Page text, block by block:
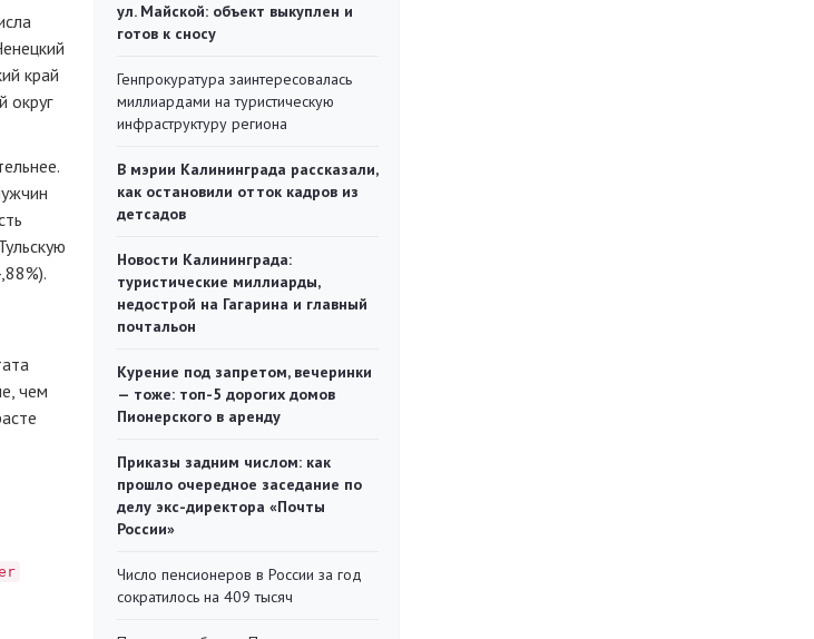
край
округ
чем
ул. Майской: объект выкуплен и
готов к сносу
Генпрокуратура заинтересовалась
миллиардами на туристическую
инфраструктуру региона
В мэрии Калининграда рассказали,
как остановили отток кадров из
детсадов
Новости Калининграда:
туристические миллиарды,
недострой на Гагарина и главный
почтальон
Курение под запретом, вечеринки
— тоже: топ-5 дорогих домов
Пионерского в аренду
Приказы задним числом: как
прошло очередное заседание по
делу экс-директора «Почты
России»
Число пенсионеров в России за год
сократилось на 409 тысяч